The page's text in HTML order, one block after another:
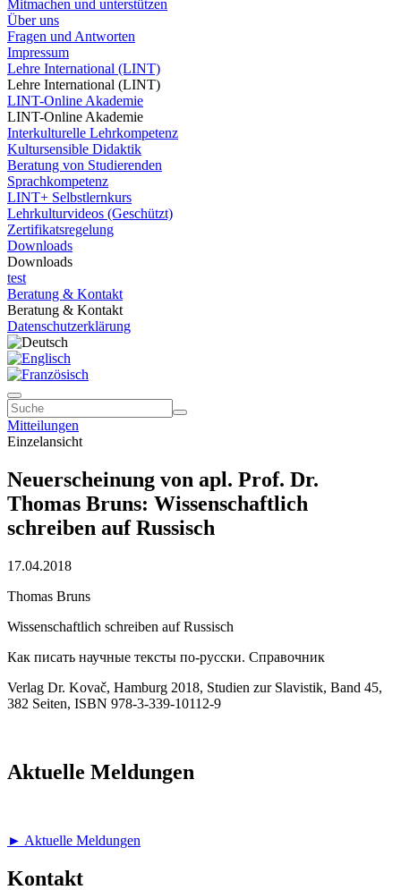
Mitmachen und unterstützen
Über uns
Fragen und Antworten
Impressum
Lehre International (LINT)
Lehre International (LINT)
LINT-Online Akademie
LINT-Online Akademie
Interkulturelle Lehrkompetenz
Kultursensible Didaktik
Beratung von Studierenden
Sprachkompetenz
LINT+ Selbstlernkurs
Lehrkulturvideos (Geschützt)
Zertifikatsregelung
Downloads
Downloads
test
Beratung & Kontakt
Beratung & Kontakt
Datenschutzerklärung
Mitteilungen
Einzelansicht
Neuerscheinung von apl. Prof. Dr.
Thomas Bruns: Wissenschaftlich
schreiben auf Russisch
17.04.2018
Thomas Bruns
Wissenschaftlich schreiben auf Russisch
Как писать научные тексты по-русски. Справочник
Verlag Dr. Kovač, Hamburg 2018, Studien zur Slavistik, Band 45,
382 Seiten, ISBN 978-3-339-10112-9
Aktuelle Meldungen
► Aktuelle Meldungen
Kontakt